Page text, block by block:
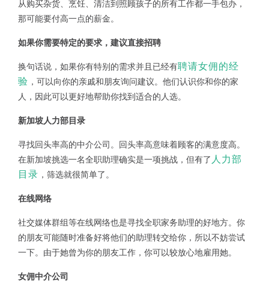
从购买杂货、烹饪、清洁到照顾孩子的所有工作都一手包办，
那可能要付高一点的薪金。
如果你需要特定的要求，建议直接招聘
换句话说，如果你有特别的需求并且已经有聘请女佣的经
验 ，可以向你的亲戚和朋友询问建议。他们认识你和你的家
人，因此可以更好地帮助你找到适合的人选。
新加坡人力部目录
寻找回头率高的中介公司。回头率高意味着顾客的满意度高。
在新加坡挑选一名全职助理确实是一项挑战，但有了人力部
目录 ，筛选就很简单了。
在线网络
社交媒体群组等在线网络也是寻找全职家务助理的好地方。你
的朋友可能随时准备好将他们的助理转交给你，所以不妨尝试
一下。由于她曾为你的朋友工作，你可以较放心地雇用她。
女佣中介公司